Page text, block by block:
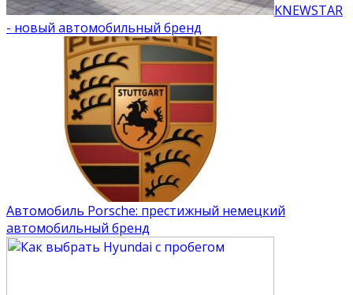
KNEWSTAR
- новый автомобильный бренд
Автомобиль Porsche: престижный немецкий
автомобильный бренд